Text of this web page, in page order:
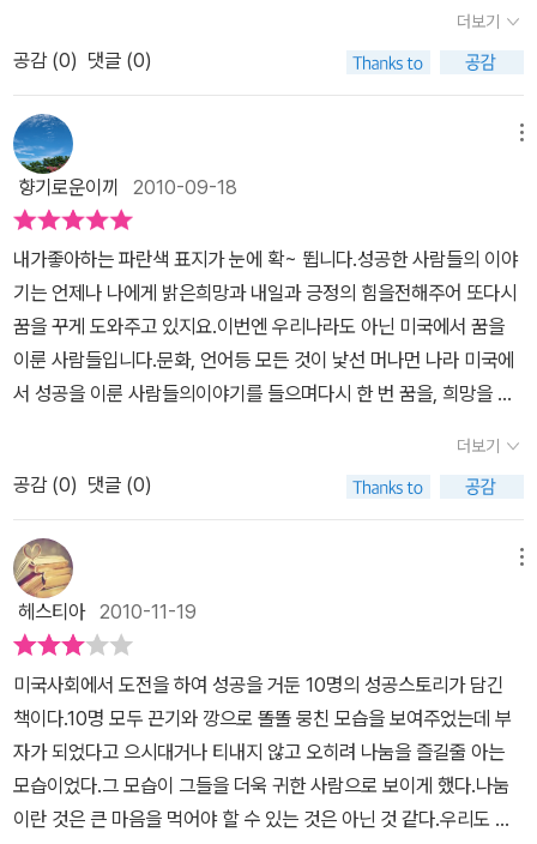
부동산그룹 남문기회장 같은 경우는 2200명 직원들 중 300명 이상
을 본인과 같은 백만장자를 만들어 주었다고 한다. 뉴욕에서 13개 업
체를 운영하며, 직원 수 350명, 연매출 160억 원 정도인 최경림 사장
은 직원들에게 주인의식을 심어주기 위해 부단히 노력한다. 이들도
언젠가는 독립해서 본인의 사업체를 운영해 나갈 것이라는 전제하에
아낌없이 지원을 하고 있다. 각 점포의 점장들은 출퇴근을 자유롭게
할 수 있도록 하고, 괜찮다는 실무교육은 다 보내준다. 봉급도 다른 곳
보다 많은 편이다. 결국은 상호신뢰이다. 고용자와 고용주가 서로 믿
지 못하는 풍토에서는 좋은 결과를 기대할 수 없다. 알고 모르게 베푸
는 선행이 그들의 공통점이기도 하다.그 외에도 글쓴이가 인터뷰한 1
0인의 면모에서 찾아낸 덕목들은 무수히 많다. 정직, 성실, 겸손, 사
랑, 믿음 등. 때로는 우리의 마음속 추상적인 의미로만 남아있기 쉬운
현실에서, 이 단어들을 구체화시키는 삶을 살아가는 모습을 보게 된
다. 부자들, 나아가서 재벌들에 대한 사회적 인식과 평가는 사실 그리
부정적인 시각을 갖고 대하는 것도 옳은 길이 아니라고 생각 든다. 어
느 날 갑자기 로또에 당첨되거나, 큰 유산을 물려받거나, 부동산이나
증권 거래로 순식간에 부를 거머쥐는 대박인생도 있지만, 그야말로
맨땅에서 기업을 일구고, 뜻을 이룬 사람들에게 박수를 쳐주는 아량
도 필요하다. 입으로는 그들을 욕하면서, 속으로는 나의 롤 모델로 삼
는 경우도 있지 아니한가. 다른 견해도 있겠지만, 그래도 어쨌든 그들
덕분에 수천 명, 수만 명이 먹고 살지 아니한가. 이런 생각이 선뜻 내
마음에 받아들이기 힘들다면, 내가 큰 기업의 사장이나 회장이 되었
을 때, 회사의 소속된 모든 이들에게 행복감을 느끼게 해주고, 경제적
으로 만드는 긍정의 기술 황윤석 변호사, 한국적인 것을 미국으로 가
져와 영감을 주는 최경림 사장, 자신이 잘 아는 분야에서 승부를 걸어
성공한 이경은 사장, 인재와 시스템의 최대한 활용으로 성공한 이수
동 회장, 좋은 사람을 얻어 성공한 박종환 사장, 인연이 고객을 키우는
박평식 회장, 성과로서 성적표를 보여 준 류은주 님의 이야기는 한 편
한편이 하나의 자선전이고 감동이었다.
고, 가게를 처분, 고물 트럭을 구입하여 고기 배달을 시작하면서..기회
가 찾아오게 되는데... 그 기회를 놓치지 않는다.그리고 사장이 된
0여명, 이들의 연봉 평균이 1억원이 넘는단다.대신 일도 많지만... 직
원들은 불평불만이 없다 한다.채동석 사장은, 가족같은 분위기를 만
들기 위해 솔선수범하고, 부하 직원들과도 친하게 지낸다.욕심을 부
리지 않으며 직원을 먼저 생각하는 선순환의 경영 마인드를 실천하고
있다.매 순간을 최선을 다해서 노력하고 있다는 채동석 사장....채 사
장님처럼 자선과 사회 환원에도 적극 참여하는 미국의 부자들은 존경
받는다고 한다.정말 인생 역전을 이룬 이야기를 통해 삶에 임하는 여
러 자세들을 배울 수 있었다.이경은 사장 또한 마찬가지다. 어릴때 언
니 오빠를 따라 미국에 가서..모델 활동도 하고(존 트래볼타의 영화
한 명으로 활약하는 등.. 유명한 모델이었다고 함.) 자신의 경험과 노
하우, 고객의 니즈 등을 제대로 파악하여 뷰티 사업을 하여 돈이 따라
다녔다고 한다.그리고는 바이오시 코퍼레이션의 CEO인 그녀는...자
신이 잘 아는 분야에 승부를 걸라 한다.맞다. 내가 가장 잘 알고 하고
싶은 일을 해야 능률도 오르고 결과가 나온다.하지만, 과연 나는 현재
내가 가장 잘 알고 잘 하는 일을 하고 있는지....10명의 한국 부자들을
보면서, 그들의 성공엔 다 이유가 있음을..그들의 노력에 무한 감동의
박수를 보낸다. 그보다 더 큰 박수는..성공을 이룬 과정도 좋지만, 그
후의 그들의 마음가짐, 행보들이..참으로 위대해 보인다는거..부자라
도 다 베풀지는 않는다. 오히려 더 쥐려고 하는 사람들도 많음을 알고
있다.하지만 이들은 부자가 되어서도 기본 자신의 마인드를 지키고,
더 큰 뜻을 향해 노력하고,또한 사회에도 기부 및 환원 하는 등.. 훌륭
싫고, 돈은 벌고 싶으니까. 그 답은 재테크 밖에 없지 않을까. 그것이
한국 부자관의 실체인 것 같다.미국의 한국부자들이란 책을 접하면서
묘한 느낌을 가지게 되었다. 한국부자들이라면 한국적인 습성과 종족
적 특성을 공유한 사람들이다. 그런데 미국에서 부자가 된 한국사람
들이라... 음... 뭐가 얼마나 다르고 어떤 점이 얼마나 동일할까. 사실
한국에서 재테크 외의 방법으로 부를 일군 사람들이 많을 것이다. 요
즘 한국 사정은 중소기업이나 개인 자영업자가 새로이 부자의 반열에
오르기가 무척 힘들어 졌지만, 어쨋거나부단한 노력을 통해서 자수성
가한 부자가 될 수도 있다는(재테크가 아닌 방법으로도) 신화는 내 어
릴적에는 유효했었다.이 책을 읽으면서 지금은 우리나라에서(적에도
내 주위에서는) 사라져 버린듯한 그런 부자관을 보는 듯한 느낌이 든
다. 이 책에 등장하는 미국의 한국부자들은 모두 made in korea 이
다. 종자만 그렇다는 것이 아니라, 모두 한국땅에서 태어나 미국으로
이주한 사람들이다. 대부분이 한푼도 가져간 것이 없이 말 그대로 맨
없다. 특혜도 없고. 지연도. 그들의 성공은 처음부터 끝까지 자신들 스
스로의 노력에 의해서 만들어진 것이다.그들도 인맥을 만들기는 한
다. 그러나 그 인맥은 우리들처럼 특정한 대학에 갔다는 것으로, 특정
한 가문에 태어난 우연으로 주어진 것이 아니다. 끊임 없이 노력하고
성실하게 살아감으로써 한 사람 두사람 노랗고 땅딸막한 코리아 사람
들의 친구로 만들어간 덕분에 그들의 성공에 도움이 되는 사람으로
만들어간 것이다. 부자들 옆에는 항상 사람들이 있다. 사람장사가 최
고라는 말이 있지 않은가. 그들도 성공을 위해서는 좋은 사람들을 옆
에 두었다. 그러나 그 모든 것이 그들의 노력 덕분이었다.이 책을 읽으
더보기
공감 (0) 댓글 (0)
향기로운이끼 2010-09-18
내가좋아하는 파란색 표지가 눈에 확~ 뜁니다.성공한 사람들의 이야
기는 언제나 나에게 밝은희망과 내일과 긍정의 힘을전해주어 또다시
꿈을 꾸게 도와주고 있지요.이번엔 우리나라도 아닌 미국에서 꿈을
이룬 사람들입니다.문화, 언어등 모든 것이 낯선 머나먼 나라 미국에
서 성공을 이룬 사람들의이야기를 들으며다시 한 번 꿈을, 희망을 되
인생이야기를 들으면서...연매출 1000억원을 기록하며나눔과 베풂
을실천하고 있는 ATG 이덕선 회장, 고물트럭 한 대로 시작해 직원들
의 평균 연봉 1억 원이라는 꿈의 직장을 만든 채스푸드의채동석 회장,
한국 음식으로 맨해튼에서 160억 원의 연매출을 올리며 창업을꿈꾸
는 사람들에게 희망을 주는 최경림 사장 등이바로 주인공이랍니다.읽
기도 전에 벌써 어마어마한 수치에 기가 죽어버리나요?이미 알고 있
듯이 저분들도 처음부터 부자이고 성공한 사람들은아니었습니다.자
신이 좋아하는 것. 할 수 있는 것. 즐겁게 할 수 있는 것을 찾아서 힘들
고 어려운시간을 이겨내고 땀과 눈물로 마침내 이루어 낸 소중한 성
공이지요.좌절과 실패의 순간에도 희망의 끈을 놓치 않았기에.....이분
들이 전해주는 성공의 노하우에 귀 기울여보세요.몇 년전에 성공서적
이나 자기계발서를 읽으면서 꿈을 꾸었던 성공이 금전적인것이었다
더보기
공감 (0) 댓글 (0)
헤스티아2010-11-19
미국사회에서 도전을 하여 성공을 거둔 10명의 성공스토리가 담긴
책이다.10명 모두 끈기와 깡으로 똘똘 뭉친 모습을 보여주었는데 부
자가 되었다고 으시대거나 티내지 않고 오히려 나눔을 즐길줄 아는
모습이었다.그 모습이 그들을 더욱 귀한 사람으로 보이게 했다.나눔
이란 것은 큰 마음을 먹어야 할 수 있는 것은 아닌 것 같다.우리도 밥